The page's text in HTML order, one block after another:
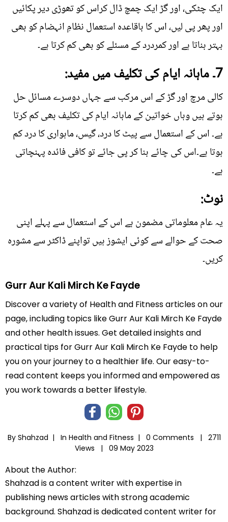
ایک چٹکی، اور گڑ ایک چمچ ڈال کراس کو تھوڑی دیر پکائیں
اور پھر پی لیں، اس کا باقاعدہ استعمال نظامِ انہضام کو بھی
بہتر بناتا ہے اور کمردرد کے مسئلے کو بھی کم کرتا ہے۔
7۔ ماہانہ ایام کی تکلیف میں مفید:
کالی مرچ اور گڑ کے اس مرکب سے جہاں دوسرے مسائل حل
ہوتے ہیں وہاں خواتین کے ماہانہ ایام کی تکلیف بھی کم کرتا
ہے۔ اس کے استعمال سے پیٹ کا درد، گیس، ماہواری کا درد کم
ہوتا ہے۔اس کی چائے بنا کر پی جائے تو کافی فائدہ پہنچاتی
ہے۔
نوٹ:
یہ عام معلوماتی مضمون ہے اس کے استعمال سے پہلے اپنی
صحت کے حوالے سے کوئی ایشوز ہیں تواپنے ڈاکٹر سے مشورہ
کریں۔
Gurr Aur Kali Mirch Ke Fayde
Discover a variety of Health and Fitness articles on our
page, including topics like Gurr Aur Kali Mirch Ke Fayde
and other health issues. Get detailed insights and
practical tips for Gurr Aur Kali Mirch Ke Fayde to help
you on your journey to a healthier life. Our easy-to-
read content keeps you informed and empowered as
you work towards a better lifestyle.
By Shahzad | In Health and Fitness | 0 Comments |
2711
Views |
09 May 2023
About the Author:
Shahzad is a content writer with expertise in
publishing news articles with strong academic
background. Shahzad is dedicated content writer for